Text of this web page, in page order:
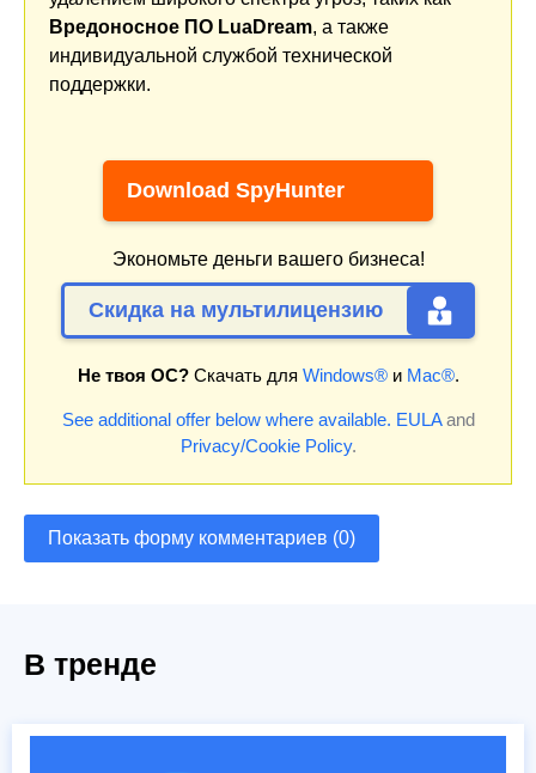
Вредоносное ПО LuaDream, а также
индивидуальной службой технической
поддержки.
Download SpyHunter
Экономьте деньги вашего бизнеса!
Скидка на мультилицензию
Не твоя ОС?Скачать для Windows®и Mac®.
See additional offer below where available. EULAand
Privacy/Cookie Policy.
Показать форму комментариев (0)
В тренде